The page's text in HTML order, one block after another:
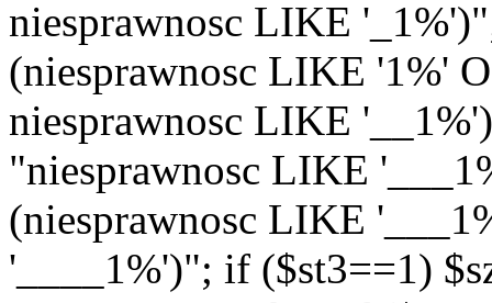
niesprawnosc LIKE
(niesprawnosc LIKE '1%'
niesprawnosc LIKE
"niesprawnosc LIKE
(niesprawnosc LIKE
'____1%')"; if ($st3==1)